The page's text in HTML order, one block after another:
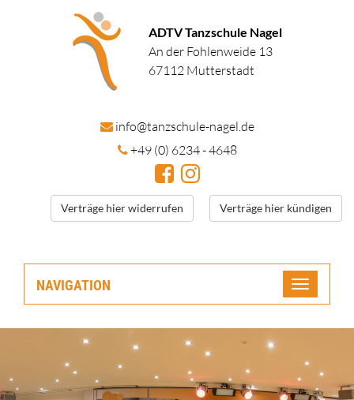
ADTV Tanzschule Nagel
An der Fohlenweide 13
67112 Mutterstadt
info@tanzschule-nagel.de
+49 (0) 6234 - 4648
Verträge hier widerrufen Verträge hier kündigen
NAVIGATION
Toggle